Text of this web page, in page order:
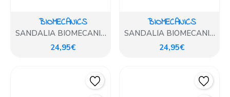
BIOMECANICS
SANDALIA BIOMECANICS
AZUL
24,95€
BIOMECANICS
SANDALIA BIOMECANICS
LILA
24,95€